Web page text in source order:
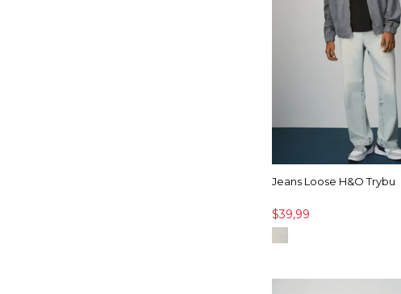
Jeans Loose H&O Trybu
$39,99